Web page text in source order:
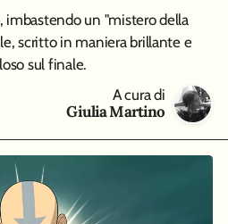
imbastendo un "mistero della
scritto in maniera brillante e
sul finale.
A cura di
Giulia Martino